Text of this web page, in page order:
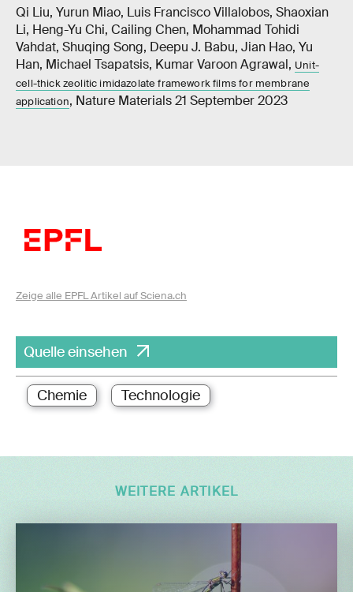
Qi Liu, Yurun Miao, Luis Francisco Villalobos, Shaoxian
Li, Heng-Yu Chi, Cailing Chen, Mohammad Tohidi
Vahdat, Shuqing Song, Deepu J. Babu, Jian Hao, Yu
Han, Michael Tsapatsis, Kumar Varoon Agrawal, Unit-
cell-thick zeolitic imidazolate framework films for membrane
application, Nature Materials 21 September 2023
Zeige alle EPFL Artikel auf Sciena.ch
Quelle einsehen
Chemie Technologie
WEITERE ARTIKEL